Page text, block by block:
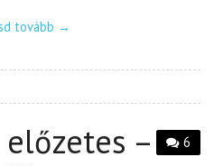
tovább →
6
–